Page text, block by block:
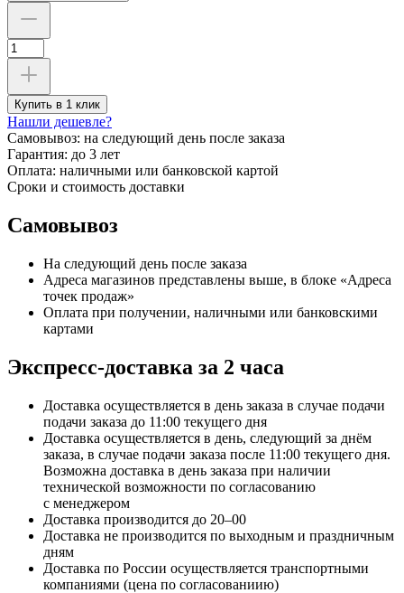
Купить в 1 клик
Нашли дешевле?
Самовывоз: на следующий день после заказа
Гарантия: до 3 лет
Оплата: наличными или банковской картой
Сроки и стоимость доставки
Самовывоз
На следующий день после заказа
Адреса магазинов представлены выше, в блоке «Адреса
точек продаж»
Оплата при получении, наличными или банковскими
картами
Экспресс-доставка за 2 часa
Доставка осуществляется в день заказа в случае подачи
подачи заказа до 11:00 текущего дня
Доставка осуществляется в день, следующий за днём
заказа, в случае подачи заказа после 11:00 текущего дня.
Возможна доставка в день заказа при наличии
технической возможности по согласованию
с менеджером
Доставка производится до 20–00
Доставка не производится по выходным и праздничным
дням
Доставка по России осуществляется транспортными
компаниями (цена по согласованиию)